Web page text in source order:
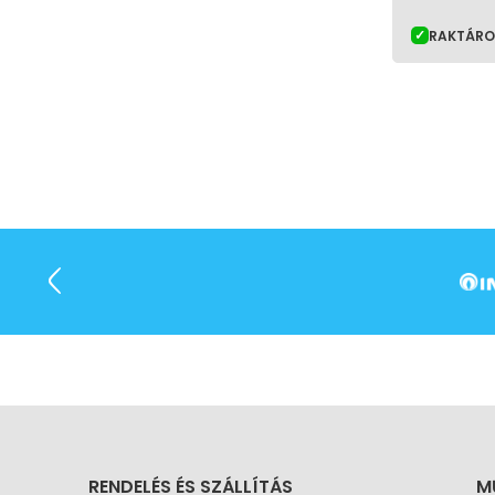
RENDELÉS ÉS SZÁLLÍTÁS